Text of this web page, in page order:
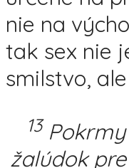
nie na
tak sex nie
smilstvo,
13Pokrmy
žalúdok